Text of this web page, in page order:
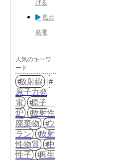
げる
風力
発電
人気のキーワ
ード
放射線
原子力発
電
原子
炉
放射性
廃棄物
ウ
ラン
放射
性物質
中
性子
再生